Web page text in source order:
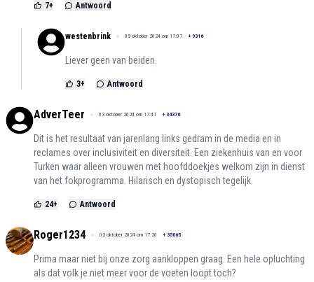
7+ Antwoord
westenbrink 09 oktober 2024 om 17:07 + 9316
Liever geen van beiden.
3+ Antwoord
AdverTeer 03 oktober 2024 om 17:41 + 34376
Dit is het resultaat van jarenlang links gedram in de media en in
reclames over inclusiviteit en diversiteit. Een ziekenhuis van en voor
Turken waar alleen vrouwen met hoofddoekjes welkom zijn in dienst
van het fokprogramma. Hilarisch en dystopisch tegelijk.
24+ Antwoord
Roger1234 03 oktober 2024 om 17:20 + 35063
Prima maar niet bij onze zorg aankloppen graag. Een hele opluchting
als dat volk je niet meer voor de voeten loopt toch?